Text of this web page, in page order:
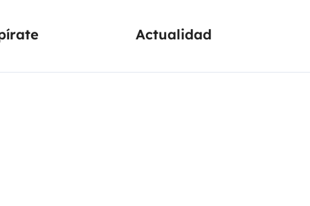
Actualidad